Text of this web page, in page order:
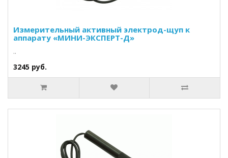
Измерительный активный электрод-щуп к
аппарату «МИНИ-ЭКСПЕРТ-Д»
..
3245 руб.